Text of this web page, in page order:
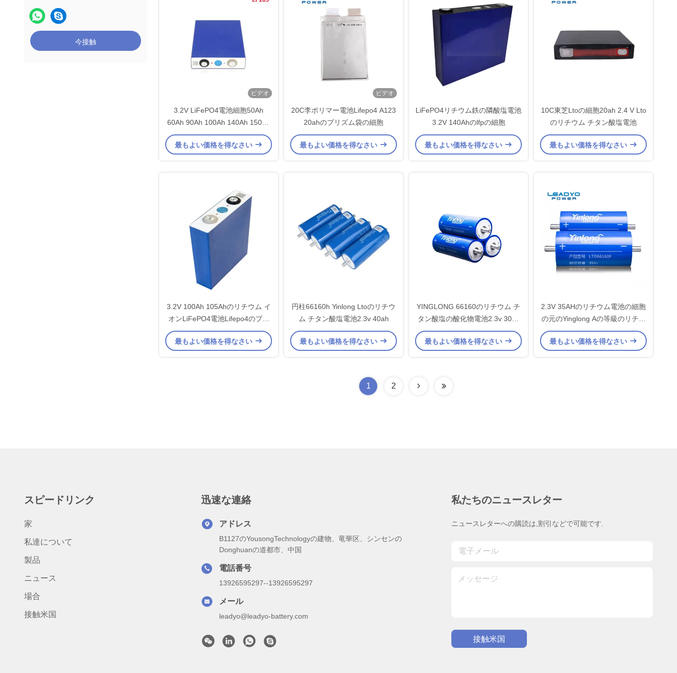
今接触
ビデオ
3.2V LiFePO4電池細胞50Ah
60Ah 90Ah 100Ah 140Ah 150Ah
190Ah 200Ah 280Ah
最もよい価格を得なさい
ビデオ
20C李ポリマー電池Lifepo4 A123
20ahのプリズム袋の細胞
最もよい価格を得なさい
LiFePO4リチウム鉄の隣酸塩電池
3.2V 140Ahのlfpの細胞
最もよい価格を得なさい
10C東芝Ltoの細胞20ah 2.4 V Lto
のリチウム チタン酸塩電池
最もよい価格を得なさい
3.2V 100Ah 105Ahのリチウム イ
オンLiFePO4電池Lifepo4のプリ
ズム細胞
最もよい価格を得なさい
円柱66160h Yinlong Ltoのリチウ
ム チタン酸塩電池2.3v 40ah
最もよい価格を得なさい
YINGLONG 66160のリチウム チ
タン酸塩の酸化物電池2.3v 30ah
のリチウム円柱細胞
最もよい価格を得なさい
2.3V 35AHのリチウム電池の細胞
の元のYinglong Aの等級のリチウ
ム チタン酸塩電池
最もよい価格を得なさい
1 2
スピードリンク
家
私達について
製品
ニュース
場合
接触米国
迅速な連絡
アドレス
B1127のYousongTechnologyの建物、竜華区、シンセンの
Donghuanの道都市、中国
電話番号
13926595297--13926595297
メール
leadyo@leadyo-battery.com
私たちのニュースレター
ニュースレターへの購読は,割引などで可能です.
接触米国